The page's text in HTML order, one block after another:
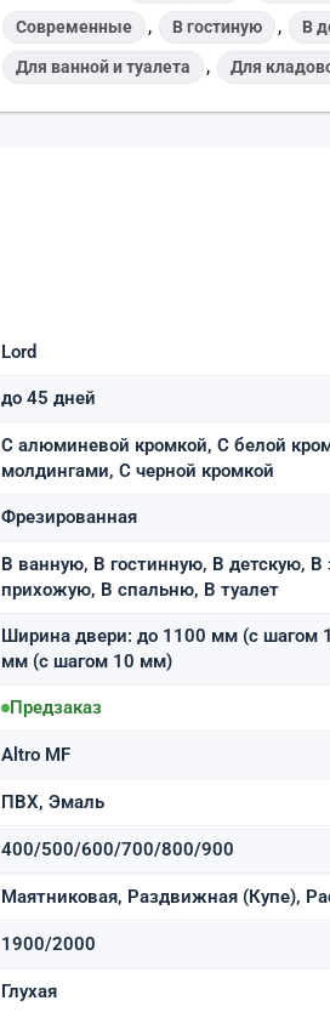
Современные , В гостиную , В
Для ванной и туалета , Для
Lord
до 45 дней
С алюминевой кромкой, С белой
молдингами, С черной кромкой
Фрезированная
В ванную, В гостинную, В детскую,
прихожую, В спальню, В туалет
Ширина двери: до 1100 мм (с шагом
мм (с шагом 10 мм)
Предзаказ
Altro MF
ПВХ, Эмаль
400/500/600/700/800/900
Маятниковая, Раздвижная (Купе),
1900/2000
Глухая